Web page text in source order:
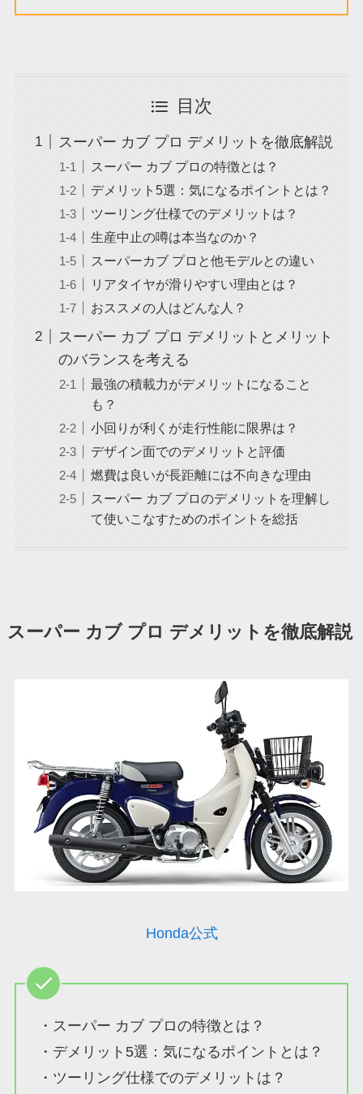
目次
スーパー カブ プロ デメリットを徹底解説
スーパー カブ プロの特徴とは？
デメリット5選：気になるポイントとは？
ツーリング仕様でのデメリットは？
生産中止の噂は本当なのか？
スーパーカブ プロと他モデルとの違い
リアタイヤが滑りやすい理由とは？
おススメの人はどんな人？
スーパー カブ プロ デメリットとメリット
のバランスを考える
最強の積載力がデメリットになること
も？
小回りが利くが走行性能に限界は？
デザイン面でのデメリットと評価
燃費は良いが長距離には不向きな理由
スーパー カブ プロのデメリットを理解し
て使いこなすためのポイントを総括
スーパー カブ プロ デメリットを徹底解説
Honda公式
・スーパー カブ プロの特徴とは？
・デメリット5選：気になるポイントとは？
・ツーリング仕様でのデメリットは？